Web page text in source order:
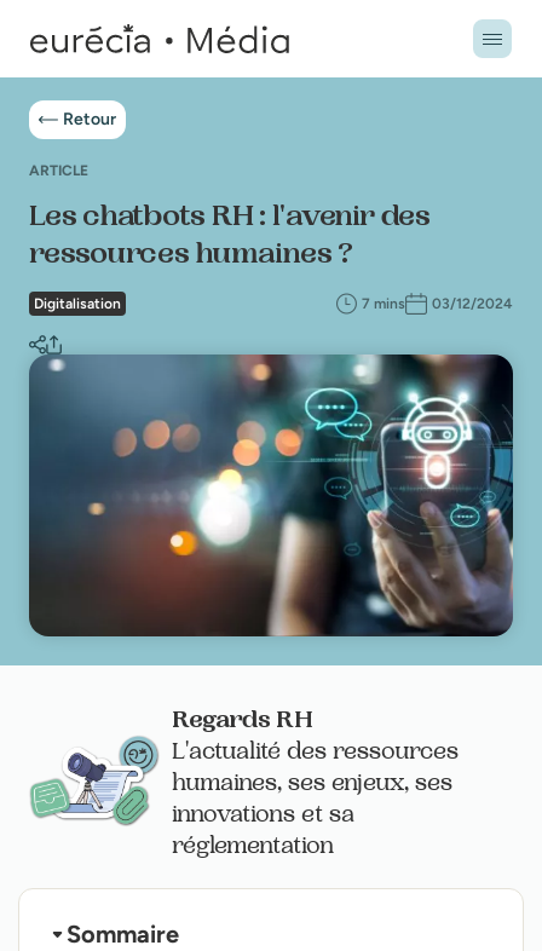
Retour
ARTICLE
Les chatbots RH : l'avenir des
ressources humaines ?
Digitalisation 7 mins 03/12/2024
Regards RH
L'actualité des ressources
humaines, ses enjeux, ses
innovations et sa
réglementation
Sommaire